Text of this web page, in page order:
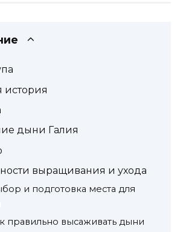
дыни Галия
выращивания и ухода
и подготовка места для
правильно высаживать дыни